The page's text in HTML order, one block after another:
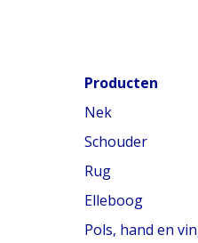
Producten
Nek
Schouder
Rug
Elleboog
Pols, hand en